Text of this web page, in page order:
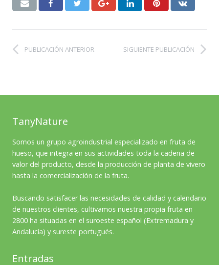
PUBLICACIÓN ANTERIOR SIGUIENTE PUBLICACIÓN
TanyNature
Somos un grupo agroindustrial especializado en fruta de
hueso, que integra en sus actividades toda la cadena de
valor del producto, desde la producción de planta de vivero
hasta la comercialización de la fruta.
Buscando satisfacer las necesidades de calidad y calendario
de nuestros clientes, cultivamos nuestra propia fruta en
2800 ha situadas en el suroeste español (Extremadura y
Andalucía) y sureste portugués.
Entradas